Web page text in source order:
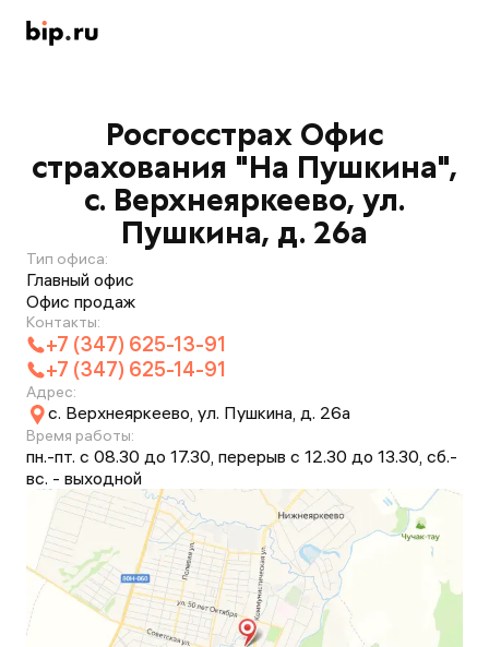
Росгосстрах Офис
страхования "На Пушкина",
с. Верхнеяркеево, ул.
Пушкина, д. 26а
Тип офиса:
Главный офис
Офис продаж
Контакты:
+7 (347) 625-13-91
+7 (347) 625-14-91
Адрес:
с. Верхнеяркеево, ул. Пушкина, д. 26а
Время работы:
пн.-пт. с 08.30 до 17.30, перерыв с 12.30 до 13.30, сб.-
вс. - выходной